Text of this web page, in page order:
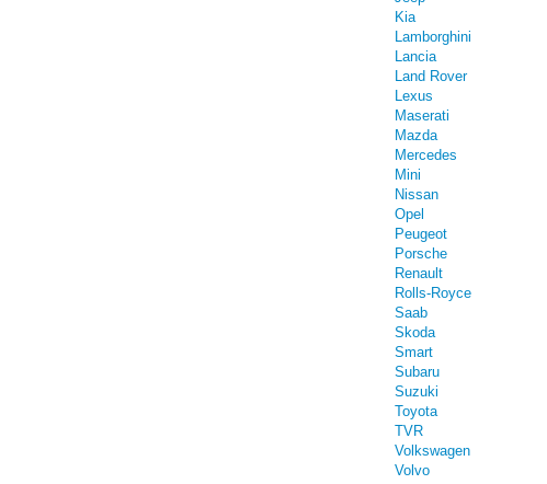
Kia
Lamborghini
Lancia
Land Rover
Lexus
Maserati
Mazda
Mercedes
Mini
Nissan
Opel
Peugeot
Porsche
Renault
Rolls-Royce
Saab
Skoda
Smart
Subaru
Suzuki
Toyota
TVR
Volkswagen
Volvo